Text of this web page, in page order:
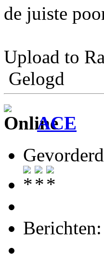
de juiste
Upload to
Gelogd
ACE